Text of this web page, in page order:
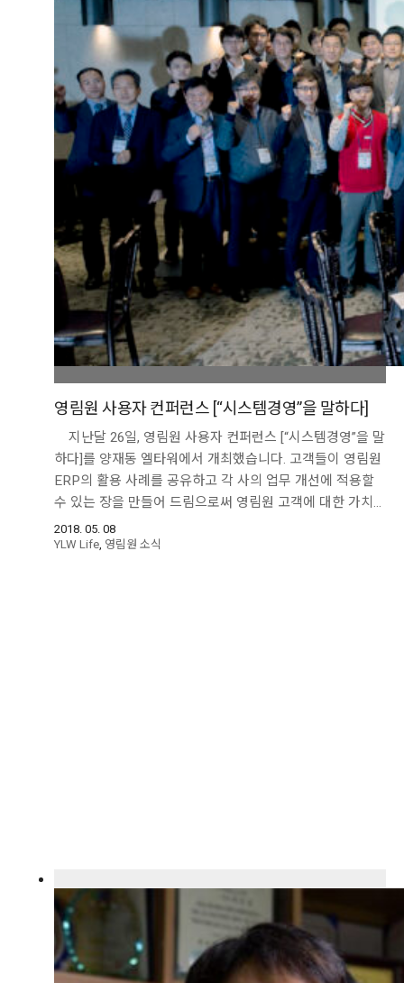
영림원 사용자 컨퍼런스 [“시스템경영”을 말하다]
지난달 26일, 영림원 사용자 컨퍼런스 [“시스템경영”을 말
하다]를 양재동 엘타워에서 개최했습니다. 고객들이 영림원
ERP의 활용 사례를 공유하고 각 사의 업무 개선에 적용할
수 있는 장을 만들어 드림으로써 영림원 고객에 대한 가치…
2018. 05. 08
YLW Life, 영림원 소식